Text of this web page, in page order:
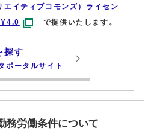
エイティブコモンズ）ライセン
で提供いたします。
探す
ポータルサイト
務労働条件について